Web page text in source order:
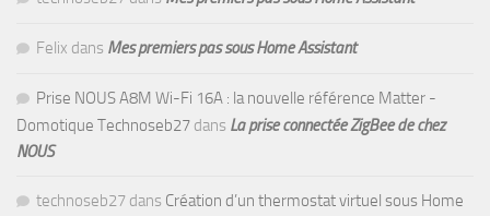
Felix dans Mes premiers pas sous Home Assistant
Prise NOUS A8M Wi-Fi 16A : la nouvelle référence Matter -
Domotique Technoseb27 dans La prise connectée ZigBee de chez
NOUS
technoseb27 dans Création d’un thermostat virtuel sous Home